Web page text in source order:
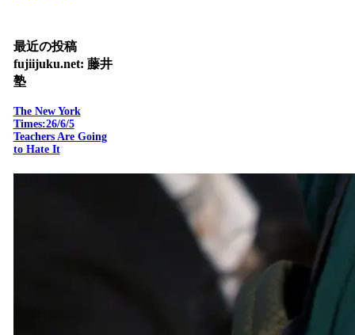
最近の投稿
fujiijuku.net: 藤井
塾
The New York
Times:26/6/5
Teachers Are Going
to Hate It